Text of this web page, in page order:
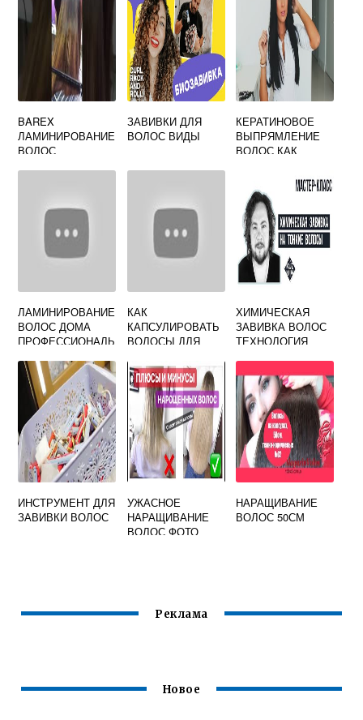
BAREX
ЛАМИНИРОВАНИЕ
ВОЛОС
ЗАВИВКИ ДЛЯ
ВОЛОС ВИДЫ
КЕРАТИНОВОЕ
ВЫПРЯМЛЕНИЕ
ВОЛОС КАК
ПРОЦЕДУРЫ
ЛАМИНИРОВАНИЕ
ВОЛОС ДОМА
ПРОФЕССИОНАЛЬ
СРЕДСТВАМИ
КАК
КАПСУЛИРОВАТЬ
ВОЛОСЫ ДЛЯ
ХИМИЧЕСКАЯ
ЗАВИВКА ВОЛОС
ТЕХНОЛОГИЯ
ИНСТРУМЕНТ ДЛЯ
ЗАВИВКИ ВОЛОС
УЖАСНОЕ
НАРАЩИВАНИЕ
ВОЛОС ФОТО
НАРАЩИВАНИЕ
ВОЛОС 50СМ
Реклама
Новое